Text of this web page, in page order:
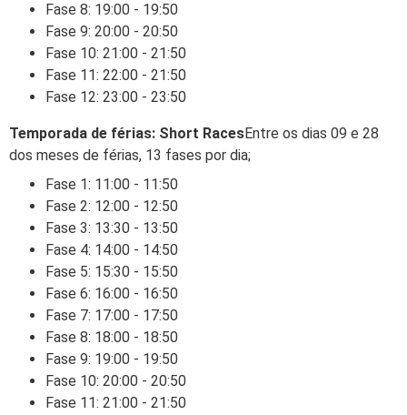
Fase 8: 19:00 - 19:50
Fase 9: 20:00 - 20:50
Fase 10: 21:00 - 21:50
Fase 11: 22:00 - 21:50
Fase 12: 23:00 - 23:50
Temporada de férias: Short RacesEntre os dias 09 e 28
dos meses de férias, 13 fases por dia;
Fase 1: 11:00 - 11:50
Fase 2: 12:00 - 12:50
Fase 3: 13:30 - 13:50
Fase 4: 14:00 - 14:50
Fase 5: 15:30 - 15:50
Fase 6: 16:00 - 16:50
Fase 7: 17:00 - 17:50
Fase 8: 18:00 - 18:50
Fase 9: 19:00 - 19:50
Fase 10: 20:00 - 20:50
Fase 11: 21:00 - 21:50